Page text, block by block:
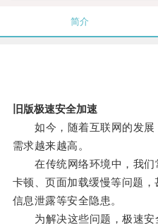
简介
旧版极速安全加速
如今，随着互联网的发展
需求越来越高。
在传统网络环境中，我们
卡顿、页面加载缓慢等问题，
信息泄露等安全隐患。
为解决这些问题，极速安